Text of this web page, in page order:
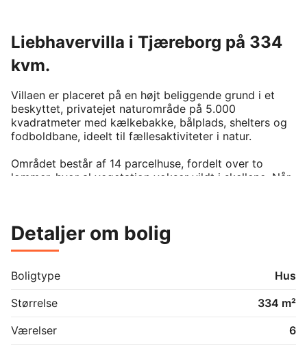
Liebhavervilla i Tjæreborg på 334
kvm.
Villaen er placeret på en højt beliggende grund i et
beskyttet, privatejet naturområde på 5.000
kvadratmeter med kælkebakke, bålplads, shelters og
fodboldbane, ideelt til fællesaktiviteter i natur.
Området består af 14 parcelhuse, fordelt over to
lommer, hvor al vegetation vokser vildt i skellene. Når
man enten gå direkte ind i huset via kælderdøren eller
tage den naturligt anlagte trappe op til hoveddøren og
Huset på 334 kvadratmeter, byder på to etager med
244 kvm. bolig, samt en stor kælder på 90 kvm. I
terrassen, et ekstra værelse, badeværelse, køkken-
Detaljer om bolig
Boligtype
Hus
Størrelse
334 m²
Værelser
6